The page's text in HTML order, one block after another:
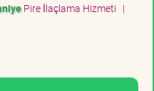
Pire İlaçlama Hizmeti |